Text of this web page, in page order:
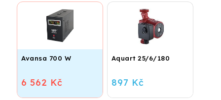
Avansa 700 W
6 562 Kč
Aquart 25/6/180
897 Kč